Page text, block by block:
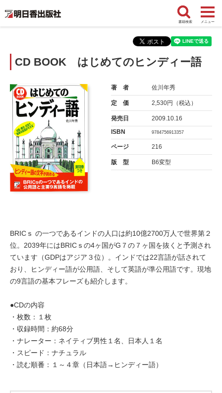
書籍検索 メニュー
CD BOOK はじめてのヒンディー語
著 者 佐川年秀
定 価 2,530円（税込）
発売日
2009.10.16
ISBN
9784756913357
ページ 216
版 型 B6変型
BRICｓ の一つであるインドの人口は約10億2700万人で世界第２
位。2039年にはBRICｓの4ヶ国がG７の７ヶ国を抜くと予測され
ています（GDPはアジア３位）。インドでは22言語が話されて
おり、ヒンディー語が公用語、そして英語が準公用語です。現地
の9言語の基本フレーズも紹介します。
●CDの内容
・枚数：１枚
・収録時間：約68分
・ナレーター：ネイティブ男性１名、日本人１名
・スピード：ナチュラル
・読む順番：１～４章（日本語→ヒンディー語）